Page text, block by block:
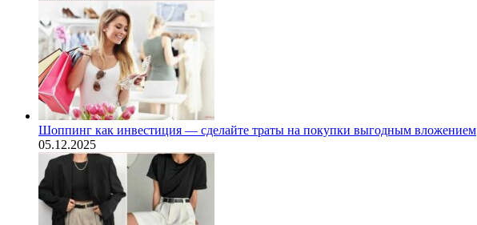
Шоппинг как инвестиция — сделайте траты на покупки выгодным вложением
05.12.2025